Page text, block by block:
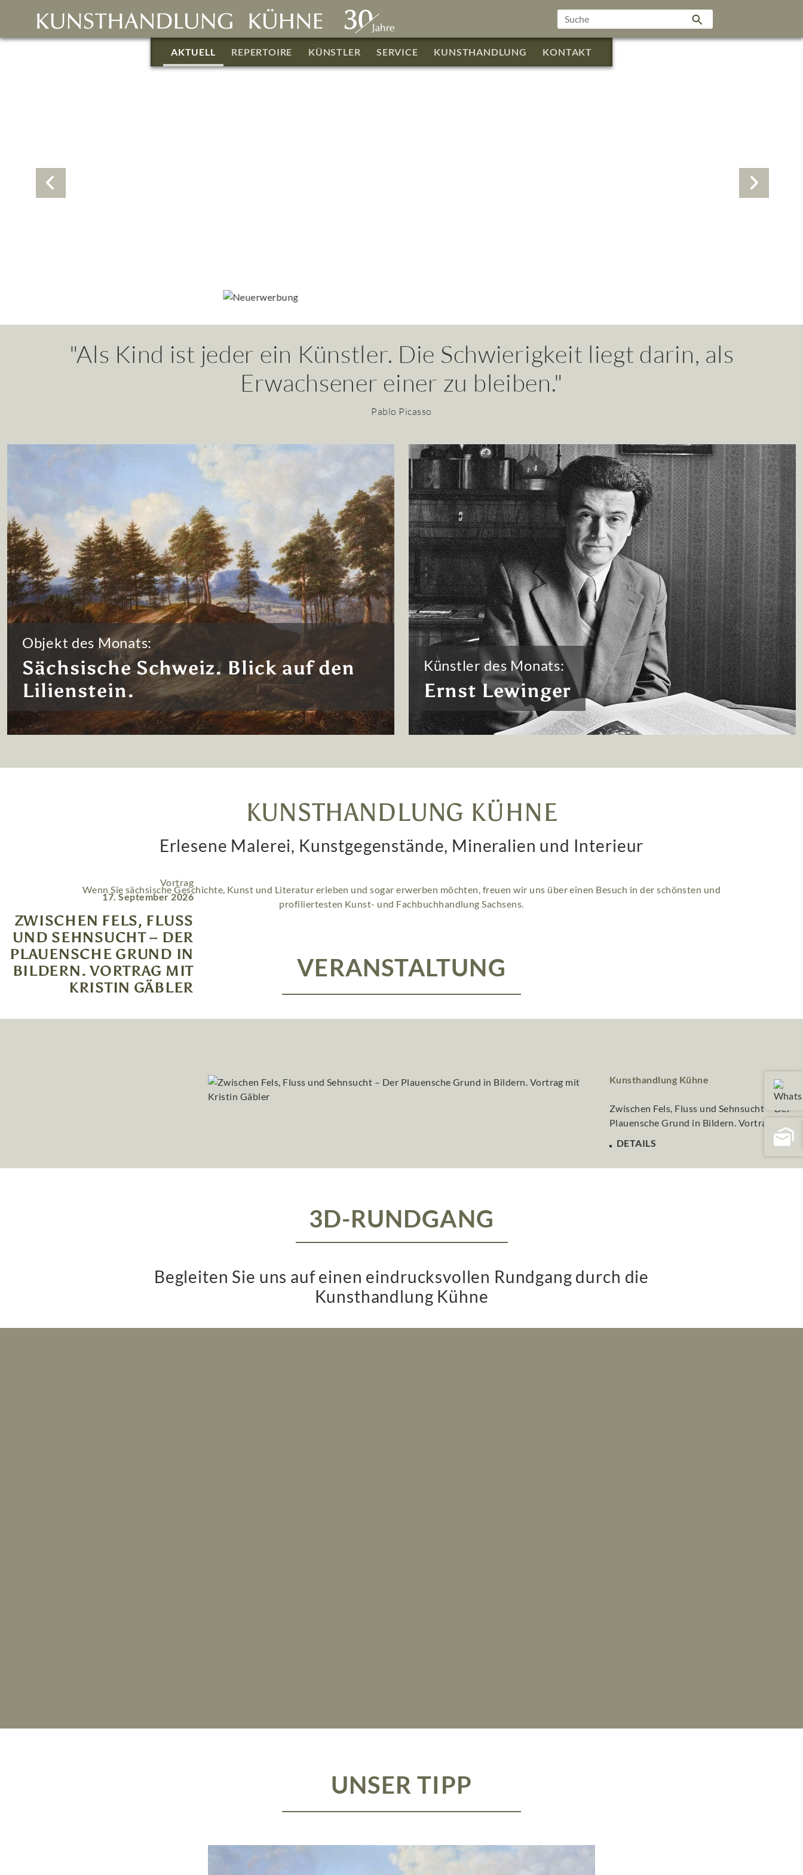
AKTUELL REPERTOIRE KÜNSTLER SERVICE KUNSTHANDLUNG KONTAKT
"Als Kind ist jeder ein Künstler. Die Schwierigkeit liegt darin, als
Erwachsener einer zu bleiben."
Pablo Picasso
Objekt des Monats:
Sächsische Schweiz. Blick auf den
Lilienstein.
Künstler des Monats:
Ernst Lewinger
KUNSTHANDLUNG KÜHNE
Erlesene Malerei, Kunstgegenstände, Mineralien und Interieur
Wenn Sie sächsische Geschichte, Kunst und Literatur erleben und sogar erwerben möchten, freuen wir uns über einen Besuch in der schönsten und
profiliertesten Kunst- und Fachbuchhandlung Sachsens.
VERANSTALTUNG
Vortrag
17. September 2026
ZWISCHEN FELS, FLUSS
UND SEHNSUCHT – DER
PLAUENSCHE GRUND IN
BILDERN. VORTRAG MIT
KRISTIN GÄBLER
Kunsthandlung Kühne
Zwischen Fels, Fluss und Sehnsucht – Der
Plauensche Grund in Bildern. Vortrag mit...
DETAILS
3D-RUNDGANG
Begleiten Sie uns auf einen eindrucksvollen Rundgang durch die
Kunsthandlung Kühne
UNSER TIPP